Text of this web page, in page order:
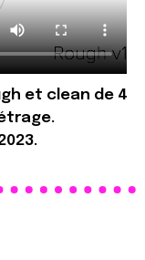
et clean de 4